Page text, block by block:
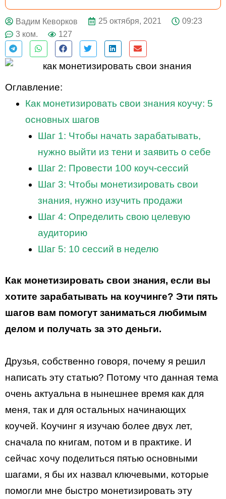
ДЕЙСТВУЙ
Вадим Кеворков 25 октября, 2021
09:23
3 ком.
127
Оглавление:
Как монетизировать свои знания коучу: 5
основных шагов
Шаг 1: Чтобы начать зарабатывать,
нужно выйти из тени и заявить о себе
Шаг 2: Провести 100 коуч-сессий
Шаг 3: Чтобы монетизировать свои
знания, нужно изучить продажи
Шаг 4: Определить свою целевую
аудиторию
Шаг 5: 10 сессий в неделю
Как монетизировать свои знания, если вы
хотите зарабатывать на коучинге? Эти пять
шагов вам помогут заниматься любимым
делом и получать за это деньги.
Друзья, собственно говоря, почему я решил
написать эту статью? Потому что данная тема
очень актуальна в нынешнее время как для
меня, так и для остальных начинающих
коучей. Коучинг я изучаю более двух лет,
сначала по книгам, потом и в практике. И
сейчас хочу поделиться пятью основными
шагами, я бы их назвал ключевыми, которые
помогли мне быстро монетизировать эту